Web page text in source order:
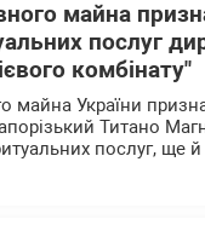
майна
послуг
комбінату"
України
Титано
послуг, ще